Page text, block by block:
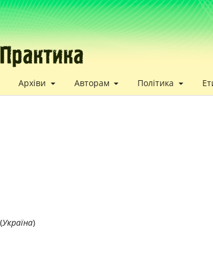
Архіви Авторам Політика
(Україна)